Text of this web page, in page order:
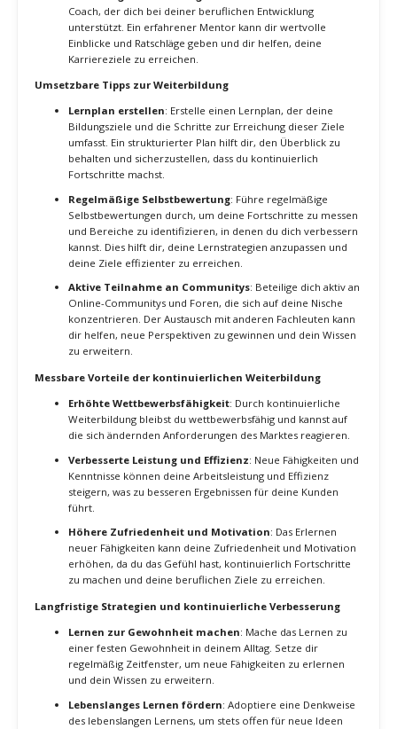
zum Networking und zum Austausch mit anderen
Fachleuten.
Ressourcen zur Verbesserung deiner Fähigkeiten
Fachliteratur und Fachzeitschriften
Entwicklungen und Trends in deiner Nische informiert zu
bleiben. Diese Ressourcen bieten tiefergehende Einblicke
und helfen dir, dein Wissen kontinuierlich zu erweitern.
Podcasts und Videos
Practices zu erhalten. Diese Formate bieten eine bequeme
Möglichkeit, dein Wissen zu erweitern, insbesondere wenn
du unterwegs bist.
Mentoring und Coaching: Suche dir einen Mentor oder
Coach, der dich bei deiner beruflichen Entwicklung
unterstützt. Ein erfahrener Mentor kann dir wertvolle
Einblicke und Ratschläge geben und dir helfen, deine
Karriereziele zu erreichen.
: Erstelle einen Lernplan, der deine
Bildungsziele und die Schritte zur Erreichung dieser Ziele
umfasst. Ein strukturierter Plan hilft dir, den Überblick zu
behalten und sicherzustellen, dass du kontinuierlich
Fortschritte machst.
Regelmäßige Selbstbewertung: Führe regelmäßige
Selbstbewertungen durch, um deine Fortschritte zu messen
und Bereiche zu identifizieren, in denen du dich verbessern
kannst. Dies hilft dir, deine Lernstrategien anzupassen und
deine Ziele effizienter zu erreichen.
Aktive Teilnahme an Communitys
: Beteilige dich aktiv an
konzentrieren. Der Austausch mit anderen Fachleuten kann
zu erweitern.
Messbare Vorteile der kontinuierlichen Weiterbildung
Weiterbildung bleibst du wettbewerbsfähig und kannst auf